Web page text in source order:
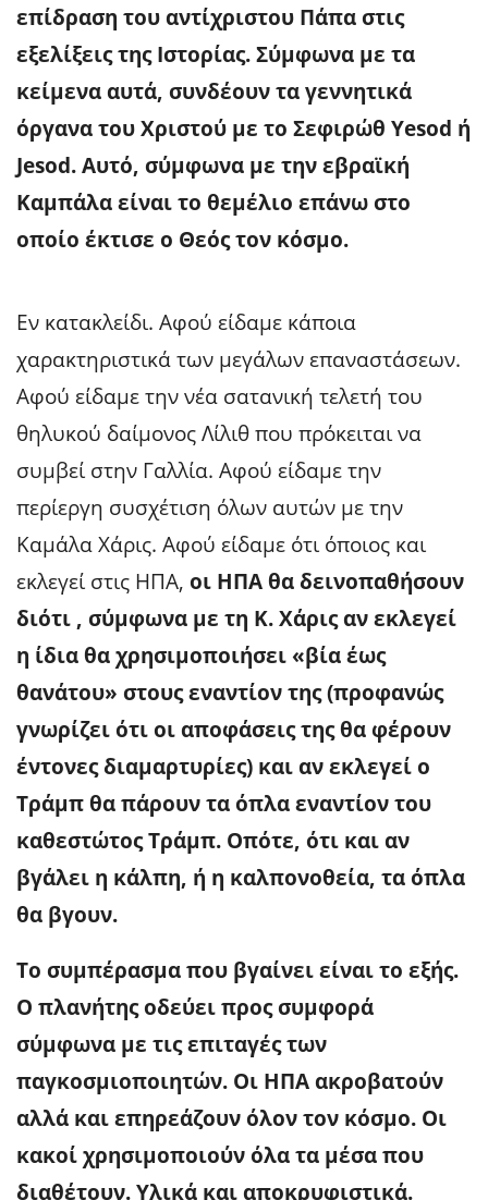
επίδραση του αντίχριστου Πάπα στις
εξελίξεις της Ιστορίας. Σύμφωνα με τα
κείμενα αυτά, συνδέουν τα γεννητικά
όργανα του Χριστού με το Σεφιρώθ Yesod ή
Jesod. Αυτό, σύμφωνα με την εβραϊκή
Καμπάλα είναι το θεμέλιο επάνω στο
οποίο έκτισε ο Θεός τον κόσμο.
Εν κατακλείδι. Αφού είδαμε κάποια
χαρακτηριστικά των μεγάλων επαναστάσεων.
Αφού είδαμε την νέα σατανική τελετή του
θηλυκού δαίμονος Λίλιθ που πρόκειται να
συμβεί στην Γαλλία. Αφού είδαμε την
περίεργη συσχέτιση όλων αυτών με την
Καμάλα Χάρις. Αφού είδαμε ότι όποιος και
εκλεγεί στις ΗΠΑ, οι ΗΠΑ θα δεινοπαθήσουν
διότι , σύμφωνα με τη Κ. Χάρις αν εκλεγεί
η ίδια θα χρησιμοποιήσει «βία έως
θανάτου» στους εναντίον της (προφανώς
γνωρίζει ότι οι αποφάσεις της θα φέρουν
έντονες διαμαρτυρίες) και αν εκλεγεί ο
Τράμπ θα πάρουν τα όπλα εναντίον του
καθεστώτος Τράμπ. Οπότε, ότι και αν
βγάλει η κάλπη, ή η καλπονοθεία, τα όπλα
θα βγουν.
Το συμπέρασμα που βγαίνει είναι το εξής.
Ο πλανήτης οδεύει προς συμφορά
σύμφωνα με τις επιταγές των
παγκοσμιοποιητών. Οι ΗΠΑ ακροβατούν
αλλά και επηρεάζουν όλον τον κόσμο. Οι
κακοί χρησιμοποιούν όλα τα μέσα που
διαθέτουν. Υλικά και αποκρυφιστικά.